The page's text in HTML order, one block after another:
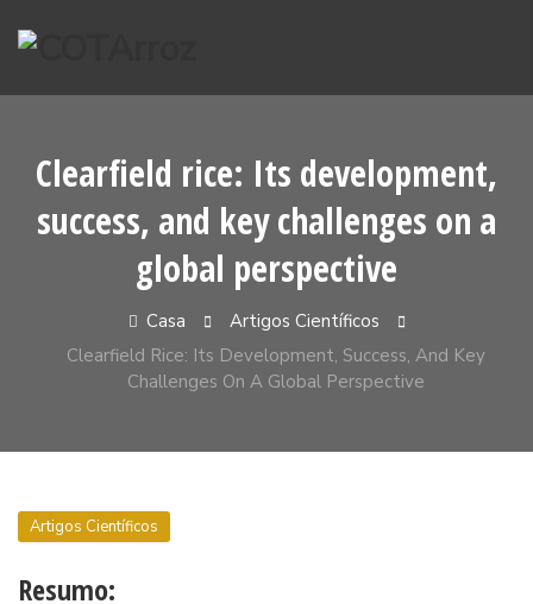
para
conteúdo
Clearfield rice: Its development,
success, and key challenges on a
global perspective
Casa
Artigos Científicos
Clearfield Rice: Its Development, Success, And Key
Challenges On A Global Perspective
Artigos Científicos
Resumo: